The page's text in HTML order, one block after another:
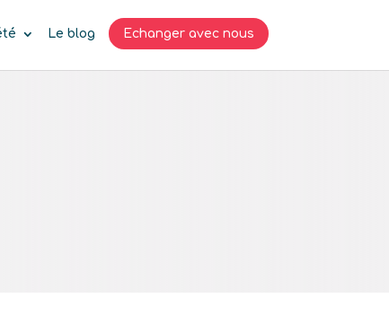
Le blog Echanger avec nous